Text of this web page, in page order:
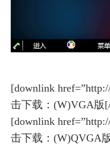
[downlink
击下载：(W)VGA版
[downlink
击下载：(W)QVGA